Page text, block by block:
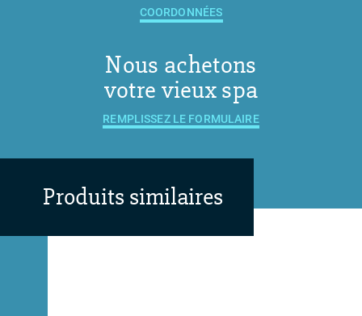
COORDONNÉES
Nous achetons
votre vieux spa
REMPLISSEZ LE FORMULAIRE
Produits similaires